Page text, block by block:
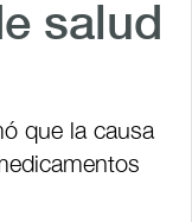
salud
que la causa